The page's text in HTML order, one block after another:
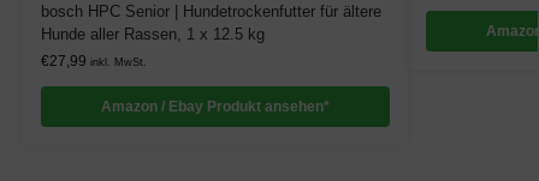
bosch HPC Senior | Hundetrockenfutter für ältere
Hunde aller Rassen, 1 x 12.5 kg
€27,99 inkl. MwSt.
Amazon / Ebay Produkt ansehen*